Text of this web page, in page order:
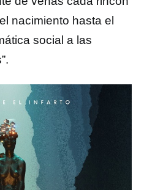
nacimiento hasta el
social a las